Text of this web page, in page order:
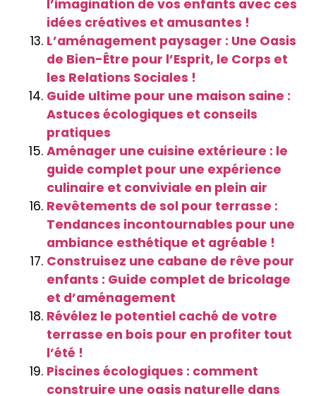
l’imagination de vos enfants avec ces
idées créatives et amusantes !
L’aménagement paysager : Une Oasis
de Bien-Être pour l’Esprit, le Corps et
les Relations Sociales !
Guide ultime pour une maison saine :
Astuces écologiques et conseils
pratiques
Aménager une cuisine extérieure : le
guide complet pour une expérience
culinaire et conviviale en plein air
Revêtements de sol pour terrasse :
Tendances incontournables pour une
ambiance esthétique et agréable !
Construisez une cabane de rêve pour
enfants : Guide complet de bricolage
et d’aménagement
Révélez le potentiel caché de votre
terrasse en bois pour en profiter tout
l’été !
Piscines écologiques : comment
construire une oasis naturelle dans